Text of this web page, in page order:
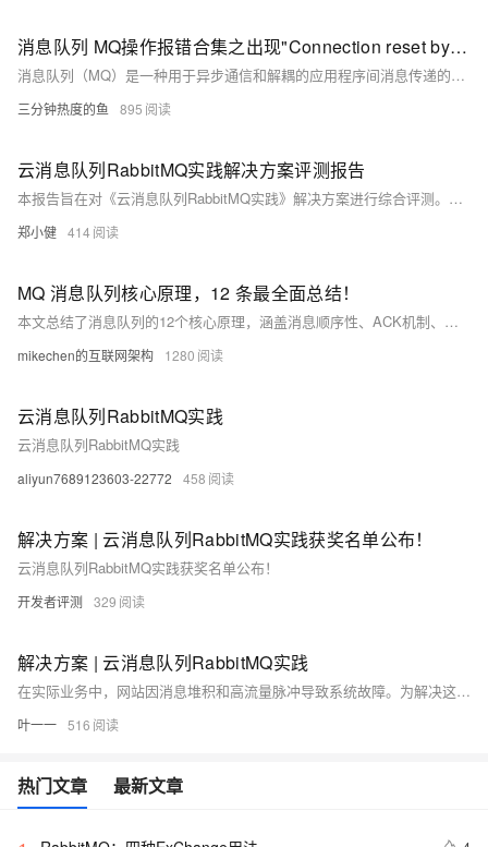
消息队列 MQ操作报错合集之出现"Connection reset by peer"的错误，该如何处理
消息队列（MQ）是一种用于异步通信和解耦的应用程序间消息传递的服务，广泛应用于分布式系统中。针对不同的MQ产品，如阿里云的RocketMQ、RabbitMQ等，它们在实现上述场景时可能会有不同的特性和优势，比如RocketMQ强调高吞吐量、低延迟和高可用性，适合大规模分布式系统；而RabbitMQ则以其灵活的路由规则和丰富的协议支持受到青睐。下面是一些常见的消息队列MQ产品的使用场景合集，这些场景涵盖了多种行业和业务需求。
三分钟热度的鱼 895
云消息队列RabbitMQ实践解决方案评测报告
本报告旨在对《云消息队列RabbitMQ实践》解决方案进行综合评测。通过对该方案的原理理解、部署体验、设计验证以及实际应用价值等方面进行全面分析，为用户提供详尽的反馈与建议。
郑小健 414
MQ 消息队列核心原理，12 条最全面总结！
本文总结了消息队列的12个核心原理，涵盖消息顺序性、ACK机制、持久化及高可用性等内容。关注【mikechen的互联网架构】，10年+BAT架构经验倾囊相授。
mikechen的互联网架构 1280
云消息队列RabbitMQ实践
云消息队列RabbitMQ实践
aliyun7689123603-22772 458
解决方案 | 云消息队列RabbitMQ实践获奖名单公布！
云消息队列RabbitMQ实践获奖名单公布！
开发者评测 329
解决方案 | 云消息队列RabbitMQ实践
在实际业务中，网站因消息堆积和高流量脉冲导致系统故障。为解决这些问题，云消息队列 RabbitMQ 版提供高性能的消息处理和海量消息堆积能力，确保系统在流量高峰时仍能稳定运行。迁移前需进行技术能力和成本效益评估，包括功能、性能、限制值及费用等方面。迁移步骤包括元数据迁移、创建用户、网络打通和数据迁移。
叶一一 516
热门文章 最新文章